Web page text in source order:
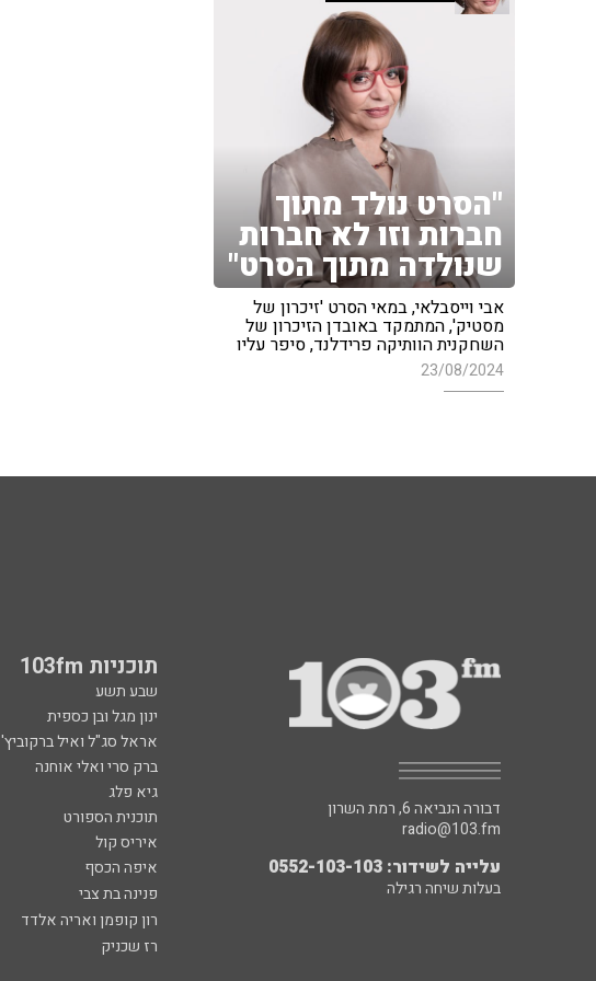
"הסרט נולד מתוך
חברות וזו לא חברות
שנולדה מתוך הסרט"
אבי וייסבלאי, במאי הסרט 'זיכרון של
מסטיק', המתמקד באובדן הזיכרון של
השחקנית הוותיקה פרידלנד, סיפר עליו
23/08/2024
תוכניות 103fm
שבע תשע
ינון מגל ובן כספית
אראל סג"ל ואיל ברקוביץ'
ברק סרי ואלי אוחנה
גיא פלג
תוכנית הספורט
איריס קול
איפה הכסף
פנינה בת צבי
רון קופמן ואריה אלדד
רז שכניק
דבורה הנביאה 6, רמת השרון
radio@103.fm
עלייה לשידור: 0552-103-103
בעלות שיחה רגילה